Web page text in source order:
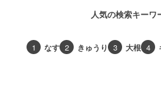
人気の検索キーワ
1 なす 2 きゅうり 3 大根 4